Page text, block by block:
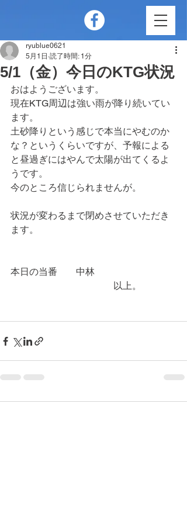
5/1（金）今日のKTG状況
ryublue0621
5月1日 読了時間: 1分
おはようございます。
現在KTG周辺は強い雨が降り続いてい
ます。
土砂降りという感じで本当にやむのか
な？というくらいですが、予報による
と昼過ぎにはやんで太陽が出てくるよ
うです。
今のところ信じられませんが。
状況が変わるまで閉めさせていただき
ます。
本日の当番　　中林
以上。